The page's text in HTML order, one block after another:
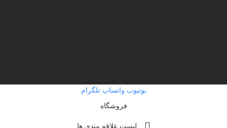
یوتیوب واتساپ تلگرام
فروشگاه
لیست علاقه مندی ها